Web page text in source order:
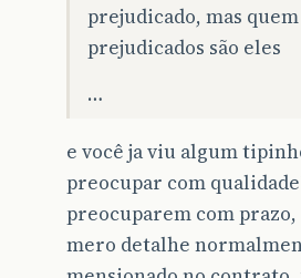
prejudicado, mas
prejudicados são eles
…
e você ja viu algum
preocupar com
preocuparem com
mero detalhe